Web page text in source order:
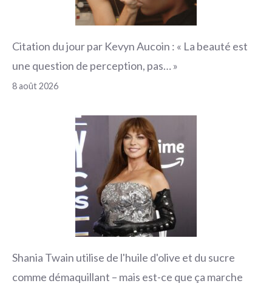
Citation du jour par Kevyn Aucoin : « La beauté est
une question de perception, pas… »
8 août 2026
Shania Twain utilise de l'huile d'olive et du sucre
comme démaquillant – mais est-ce que ça marche